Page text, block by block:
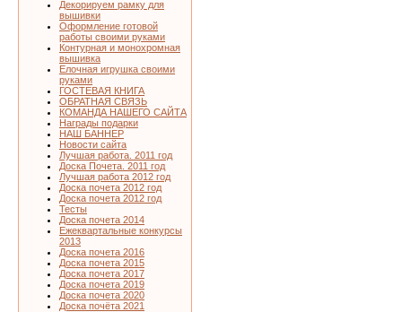
Декорируем рамку для
вышивки
Оформление готовой
работы своими руками
Контурная и монохромная
вышивка
Елочная игрушка своими
руками
ГОСТЕВАЯ КНИГА
ОБРАТНАЯ СВЯЗЬ
КОМАНДА НАШЕГО САЙТА
Награды подарки
НАШ БАННЕР
Новости сайта
Лучшая работа. 2011 год
Доска Почета. 2011 год
Лучшая работа 2012 год
Доска почета 2012 год
Доска почета 2012 год
Тесты
Доска почета 2014
Ежеквартальные конкурсы
2013
Доска почета 2016
Доска почета 2015
Доска почета 2017
Доска почета 2019
Доска почета 2020
Доска почёта 2021